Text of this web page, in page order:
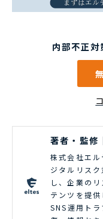
内部不正
著者・監修
株式会社エ
ジタルリス
し、企業の
テンツを提
SNS運用ト